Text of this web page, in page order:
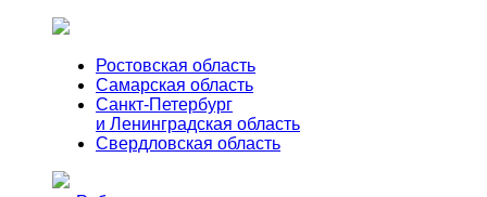
Ростовская область
Самарская область
Санкт-Петербург
и Ленинградская область
Свердловская область